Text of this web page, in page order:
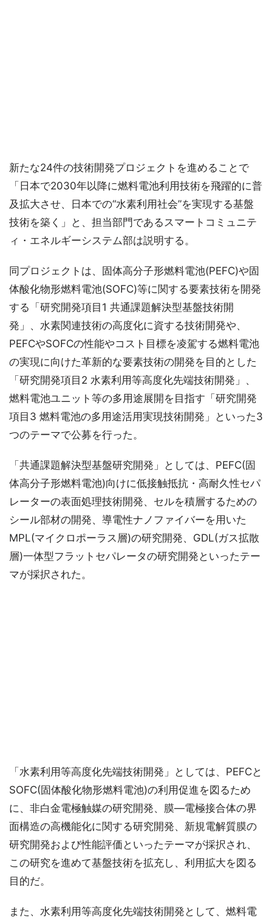
新たな24件の技術開発プロジェクトを進めることで
「日本で2030年以降に燃料電池利用技術を飛躍的に普
及拡大させ、日本での“水素利用社会”を実現する基盤
技術を築く」と、担当部門であるスマートコミュニテ
ィ・エネルギーシステム部は説明する。
同プロジェクトは、固体高分子形燃料電池(PEFC)や固
体酸化物形燃料電池(SOFC)等に関する要素技術を開発
する「研究開発項目1 共通課題解決型基盤技術開
発」、水素関連技術の高度化に資する技術開発や、
PEFCやSOFCの性能やコスト目標を凌駕する燃料電池
の実現に向けた革新的な要素技術の開発を目的とした
「研究開発項目2 水素利用等高度化先端技術開発」、
燃料電池ユニット等の多用途展開を目指す「研究開発
項目3 燃料電池の多用途活用実現技術開発」といった3
つのテーマで公募を行った。
「共通課題解決型基盤研究開発」としては、PEFC(固
体高分子形燃料電池)向けに低接触抵抗・高耐久性セパ
レーターの表面処理技術開発、セルを積層するための
シール部材の開発、導電性ナノファイバーを用いた
MPL(マイクロポーラス層)の研究開発、GDL(ガス拡散
層)一体型フラットセパレータの研究開発といったテー
マが採択された。
「水素利用等高度化先端技術開発」としては、PEFCと
SOFC(固体酸化物形燃料電池)の利用促進を図るため
に、非白金電極触媒の研究開発、膜―電極接合体の界
面構造の高機能化に関する研究開発、新規電解質膜の
研究開発および性能評価といったテーマが採択され、
この研究を進めて基盤技術を拡充し、利用拡大を図る
目的だ。
また、水素利用等高度化先端技術開発として、燃料電